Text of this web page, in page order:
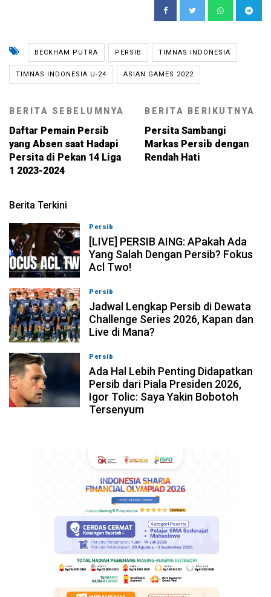
BECKHAM PUTRA PERSIB TIMNAS INDONESIA
TIMNAS INDONESIA U-24 ASIAN GAMES 2022
BERITA SEBELUMNYA
Daftar Pemain Persib
yang Absen saat Hadapi
Persita di Pekan 14 Liga
1 2023-2024
BERITA BERIKUTNYA
Persita Sambangi
Markas Persib dengan
Rendah Hati
Berita Terkini
Persib
[LIVE] PERSIB AING: APakah Ada
Yang Salah Dengan Persib? Fokus
Acl Two!
Persib
Jadwal Lengkap Persib di Dewata
Challenge Series 2026, Kapan dan
Live di Mana?
Persib
Ada Hal Lebih Penting Didapatkan
Persib dari Piala Presiden 2026,
Igor Tolic: Saya Yakin Bobotoh
Tersenyum